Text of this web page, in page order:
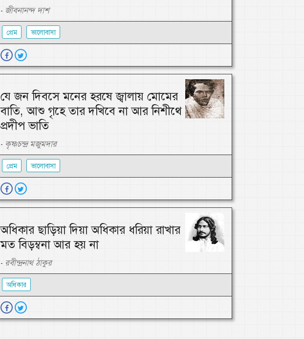
- জীবনানন্দ দাশ
প্রেম ভালোবাসা
যে জন দিবসে মনের হরষে জ্বালায় মোমের
বাতি, আশু গৃহে তার দখিবে না আর নিশীথে
প্রদীপ ভাতি
- কৃষ্ণচন্দ্র মজুমদার
প্রেম ভালোবাসা
অধিকার ছাড়িয়া দিয়া অধিকার ধরিয়া রাখার
মত বিড়ম্বনা আর হয় না
- রবীন্দ্রনাথ ঠাকুর
অধিকার